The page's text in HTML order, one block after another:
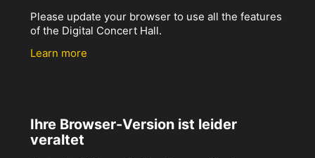
Please update your browser to use all the features
of the Digital Concert Hall.
Learn more
Ihre Browser-Version ist leider
veraltet